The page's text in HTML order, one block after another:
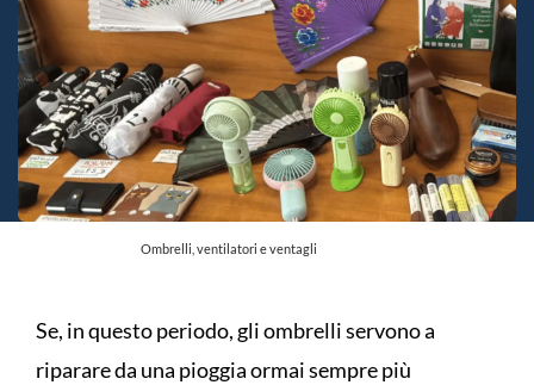
Ombrelli, ventilatori e ventagli
Se, in questo periodo, gli ombrelli servono a
riparare da una pioggia ormai sempre più